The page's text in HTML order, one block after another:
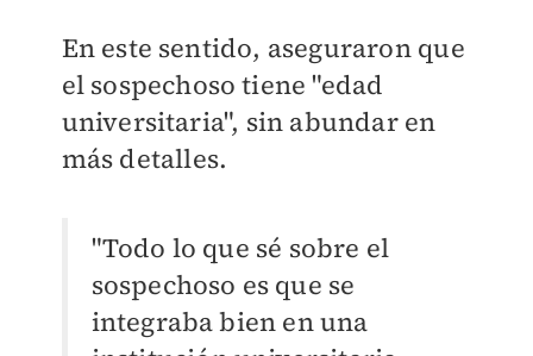
En este sentido, aseguraron que
el sospechoso tiene "edad
universitaria", sin abundar en
más detalles.
"Todo lo que sé sobre el
sospechoso es que se
integraba bien en una